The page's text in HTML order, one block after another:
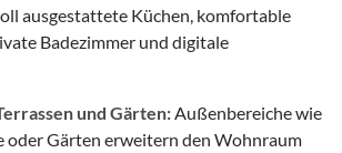
ausgestattete Küchen, komfortable
Badezimmer und digitale
und Gärten:Außenbereiche wie
oder Gärten erweitern den Wohnraum